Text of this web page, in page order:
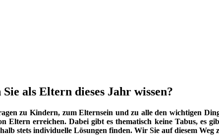
als Eltern dieses Jahr wissen?
zu Kindern, zum Elternsein und zu alle den wichtigen
Eltern erreichen. Dabei gibt es thematisch keine Tabus, es
stets individuelle Lösungen finden. Wir Sie auf diesem